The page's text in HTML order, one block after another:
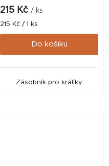
215 Kč / ks
Měrná
cena:
215 Kč / 1 ks
Do košíku
Zásobník pro králíky